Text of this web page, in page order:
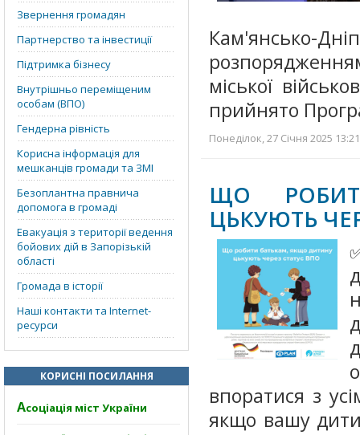
Звернення громадян
Партнерство та інвестиції
Підтримка бізнесу
Внутрішньо переміщеним
особам (ВПО)
Гендерна рівність
Корисна інформація для
мешканців громади та ЗМІ
Безоплантна правнича
допомога в громаді
Евакуація з території ведення
бойових дій в Запорізькій
області
Громада в історії
Наші контакти та Internet-
ресурси
КОРИСНІ ПОСИЛАННЯ
Асоціація міст України
Кам'янсько-
міської
прийнято
Понеділок, 27 Січня 2025
ЩО
ЦЬКУЮТЬ
впоратися з
якщо вашу